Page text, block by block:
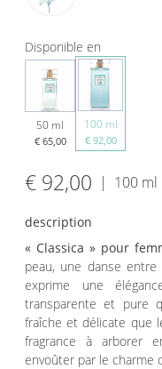
Disponible en
50 ml
€ 65,00
100 ml
€ 92,00
€ 92,00 | 100 ml
description
« Classica » pour
peau, une danse
exprime une
transparente et pure
fraîche et délicate que
fragrance à arborer
envoûter par le charme